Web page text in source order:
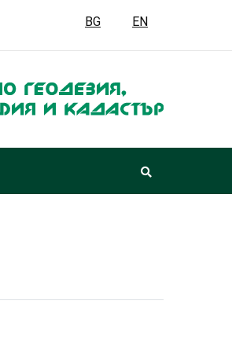
BG EN